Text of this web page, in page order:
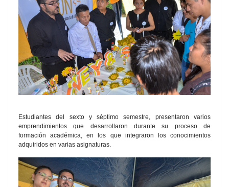
Estudiantes del sexto y séptimo semestre, presentaron varios
emprendimientos que desarrollaron durante su proceso de
formación académica, en los que integraron los conocimientos
adquiridos en varias asignaturas.